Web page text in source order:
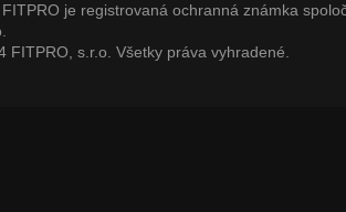
je registrovaná ochranná známka
FITPRO, s.r.o. Všetky práva vyhradené.